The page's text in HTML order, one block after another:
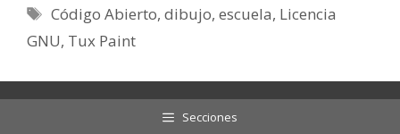
Etiquetas
Código Abierto,dibujo,escuela, Licencia
GNU, Tux Paint
Secciones